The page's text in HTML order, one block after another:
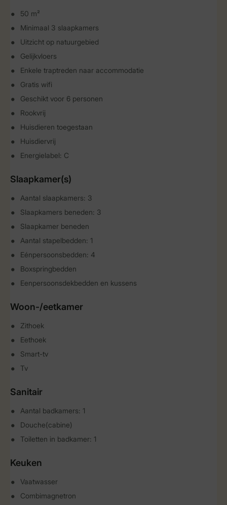
50 m²
Minimaal 3 slaapkamers
Uitzicht op natuurgebied
Gelijkvloers
Enkele traptreden naar accommodatie
Gratis wifi
Geschikt voor 6 personen
Rookvrij
Huisdieren toegestaan
Huisdiervrij
Energielabel: C
Slaapkamer(s)
Aantal slaapkamers: 3
Slaapkamers beneden: 3
Slaapkamer beneden
Aantal stapelbedden: 1
Eénpersoonsbedden: 4
Boxspringbedden
Eenpersoonsdekbedden en kussens
Woon-/eetkamer
Zithoek
Eethoek
Smart-tv
Tv
Sanitair
Aantal badkamers: 1
Douche(cabine)
Toiletten in badkamer: 1
Keuken
Vaatwasser
Combimagnetron